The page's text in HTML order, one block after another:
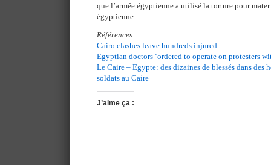
que l’armée égyptienne a utilisé la torture pour
égyptienne.
Références :
Cairo clashes leave hundreds injured
Egyptian doctors ‘ordered to operate on protesters
Le Caire – Egypte: des dizaines de blessés dans des
soldats au Caire
J’aime ça :